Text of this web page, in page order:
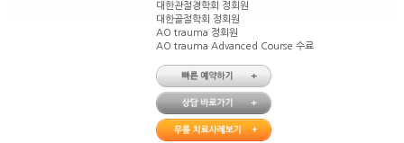
대한관절경학회 정회원
대한골절학회 정회원
AO trauma 정회원
AO trauma Advanced Course 수료